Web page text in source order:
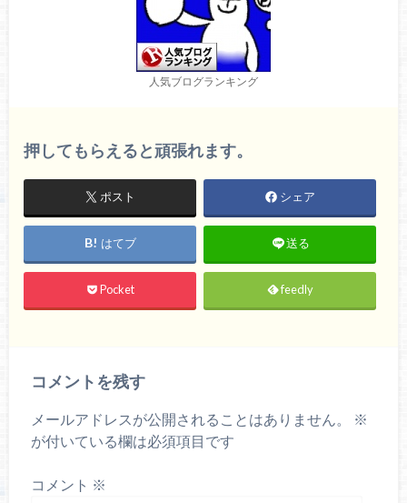
人気ブログランキング
押してもらえると頑張れます。
ポスト シェア
はてブ 送る
Pocket feedly
コメントを残す
メールアドレスが公開されることはありません。
※
が付いている欄は必須項目です
コメント ※